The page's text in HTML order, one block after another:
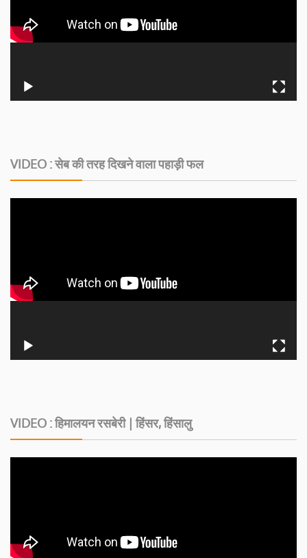
VIDEO : सेब की तरह दिखने वाला पहाड़ी फल
VIDEO : हिमालयन रसबेरी | हिंसर, हिंसालु